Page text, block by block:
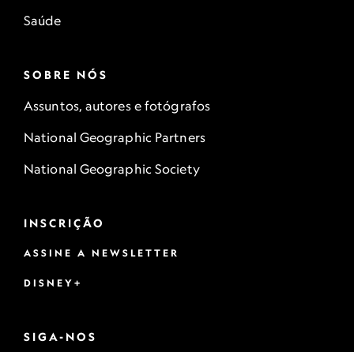
Saúde
SOBRE NÓS
Assuntos, autores e fotógrafos
National Geographic Partners
National Geographic Society
INSCRIÇÃO
ASSINE A NEWSLETTER
DISNEY+
SIGA-NOS